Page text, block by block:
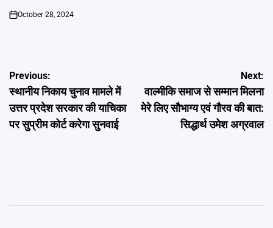
on
October 28, 2024
Post
navigation
Previous:
स्थानीय निकाय चुनाव मामले में
उत्तर प्रदेश सरकार की याचिका
पर सुप्रीम कोर्ट करेगा सुनवाई
Next:
वाल्मीकि समाज से सम्मान मिलना
मेरे लिए सौभाग्य एवं गौरव की बात:
सिद्धार्थ उमेश अग्रवाल